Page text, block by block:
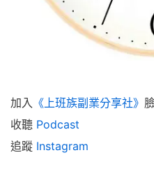
加入 《上班族副業分享社》
收聽 Podcast
追蹤 Instagram